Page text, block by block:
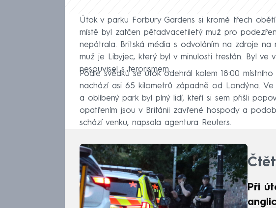
Útok v parku Forbury Gardens si kromě třech
místě byl zatčen pětadvacetiletý muž pro
nepátrala. Britská média s odvoláním na zdroje na
muž je Libyjec, který byl v minulosti trestán. Byl ve
nesouvisel s terorismem.
Podle svědků se útok odehrál kolem 18:00
nachází asi 65 kilometrů západně od Londýna.
a oblíbený park byl plný lidí, kteří si sem přišli
opatřením jsou v Británii zavřené hospody a
schází venku, napsala agentura Reuters.
Při